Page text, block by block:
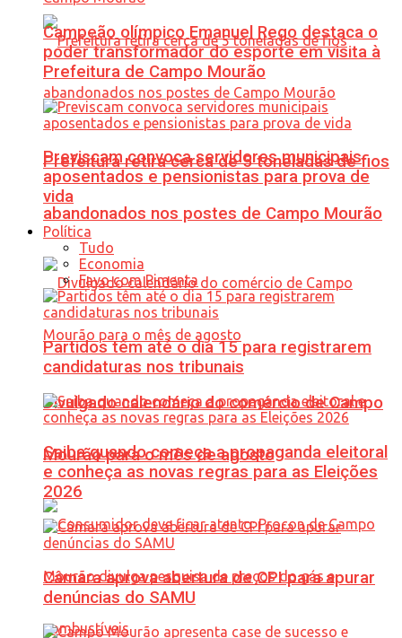
Prefeitura retira cerca de 5 toneladas de fios
abandonados nos postes de Campo Mourão
Divulgado calendário do comércio de Campo
Mourão para o mês de agosto
Campeão olímpico Emanuel Rego destaca o
poder transformador do esporte em visita à
Prefeitura de Campo Mourão
Previscam convoca servidores municipais
aposentados e pensionistas para prova de
vida
Política
Tudo
Economia
Favo com Pimenta
Partidos têm até o dia 15 para registrarem
candidaturas nos tribunais
Saiba quando começa a propaganda eleitoral
e conheça as novas regras para as Eleições
2026
Câmara aprova abertura de CPI para apurar
denúncias do SAMU